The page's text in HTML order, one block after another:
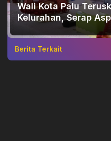
Wali Kota Palu
Kelurahan, Serap
Kebutuhan
Berita Terkait